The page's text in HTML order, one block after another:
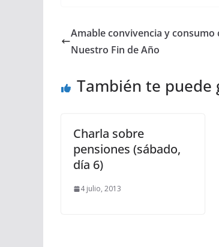
Amable convivencia y
Nuestro Fin de Año
También te puede
Charla sobre
pensiones (sábado,
día 6)
4 julio, 2013